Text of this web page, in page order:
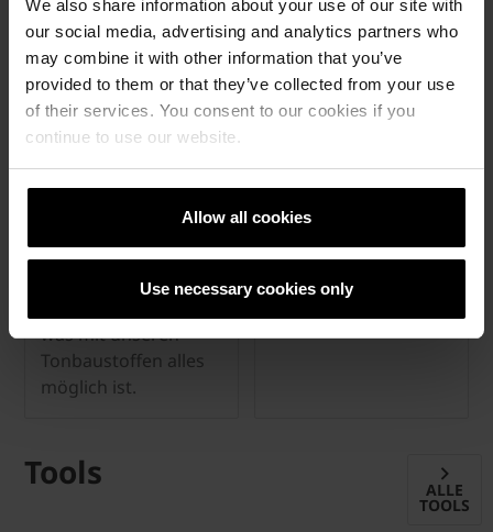
We also share information about your use of our site with
our social media, advertising and analytics partners who
may combine it with other information that you’ve
provided to them or that they’ve collected from your use
of their services. You consent to our cookies if you
continue to use our website.
Allow all cookies
Use necessary cookies only
Inspirieren lassen
Entdecken Sie
zahlreiche realisierte
was mit unseren
Tonbaustoffen alles
möglich ist.
Highlights
Hintergrundwissen
zu Projekten, die mit
Tonbaustoffen von
Wienerberger
Tools ALLE
TOOLS